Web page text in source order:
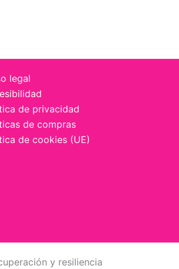
legal
de privacidad
de compras
de cookies (UE)
y resiliencia